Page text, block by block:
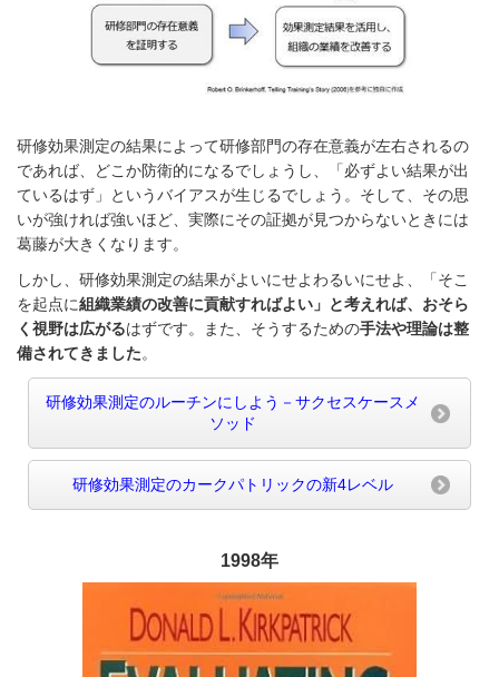
研修効果測定の結果によって研修部門の存在意義が左右されるの
であれば、どこか防衛的になるでしょうし、「必ずよい結果が出
ているはず」というバイアスが生じるでしょう。そして、その思
いが強ければ強いほど、実際にその証拠が見つからないときには
葛藤が大きくなります。
しかし、研修効果測定の結果がよいにせよわるいにせよ、「そこ
を起点に組織業績の改善に貢献すればよい」と考えれば、おそら
く視野は広がるはずです。また、そうするための手法や理論は整
備されてきました。
研修効果測定のルーチンにしよう－サクセスケースメ
ソッド
研修効果測定のカークパトリックの新4レベル
1998年